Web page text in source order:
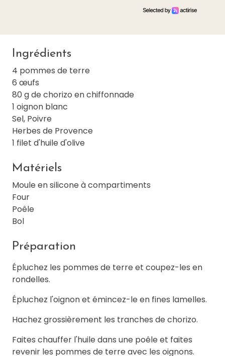
Ingrédients
4 pommes de terre
6 œufs
80 g de chorizo en chiffonnade
1 oignon blanc
Sel, Poivre
Herbes de Provence
1 filet d'huile d'olive
Matériels
Moule en silicone à compartiments
Four
Poêle
Bol
Préparation
Épluchez les pommes de terre et coupez-les en
rondelles.
Épluchez l'oignon et émincez-le en fines lamelles.
Hachez grossièrement les tranches de chorizo.
Faites chauffer l'huile dans une poêle et faites
revenir les pommes de terre avec les oignons.